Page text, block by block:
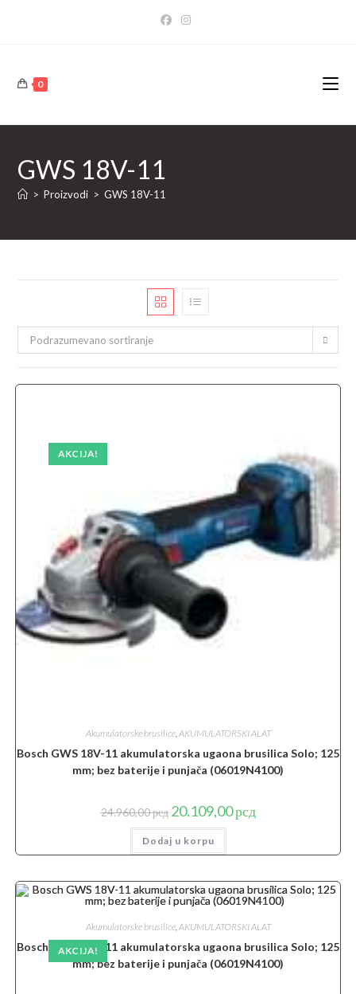
0
GWS 18V-11
> Proizvodi > GWS 18V-11
Podrazumevano sortiranje
AKCIJA!
Akumulatorske brusilice, AKUMULATORSKI ALAT
Bosch GWS 18V-11 akumulatorska ugaona brusilica Solo; 125
mm; bez baterije i punjača (06019N4100)
24.960,00рсд Originalna
cena
je
bila:
24.960,00 рсд.
20.109,00рсдTrenutna
cena
Dodaj u korpu
AKCIJA!
Akumulatorske brusilice,AKUMULATORSKI ALAT
Bosch GWS 18V-11 akumulatorska ugaona brusilica Solo; 125
mm; bez baterije i punjača (06019N4100)